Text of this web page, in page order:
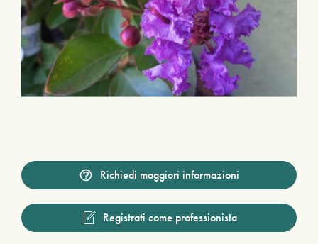
Richiedi maggiori informazioni
Registrati come professionista